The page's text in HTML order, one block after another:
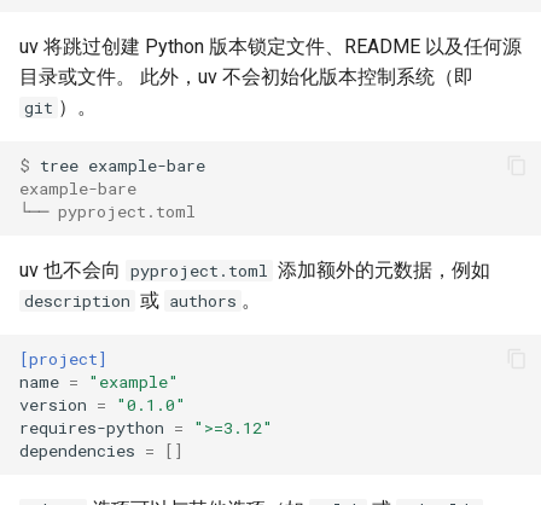
uv 将跳过创建 Python 版本锁定文件、README 以及任何源
目录或文件。 此外，uv 不会初始化版本控制系统（即
git ）。
$ tree
example-bare
└── pyproject.toml
uv 也不会向 pyproject.toml 添加额外的元数据，例如
description 或 authors 。
[project]
name =
"example"
version =
"0.1.0"
requires-python =
">=3.12"
dependencies = []